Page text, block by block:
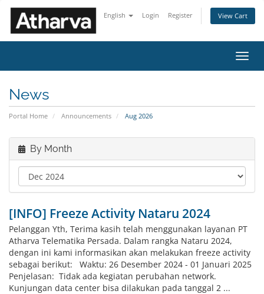
English Login Register View Cart
News
Portal Home Announcements Aug 2026
By Month
[INFO] Freeze Activity Nataru 2024
Pelanggan Yth, Terima kasih telah menggunakan layanan PT
Atharva Telematika Persada. Dalam rangka Nataru 2024,
dengan ini kami informasikan akan melakukan freeze activity
sebagai berikut: Waktu: 26 Desember 2024 - 01 Januari 2025
Penjelasan: Tidak ada kegiatan perubahan network.
Kunjungan data center bisa dilakukan pada tanggal 2 ...